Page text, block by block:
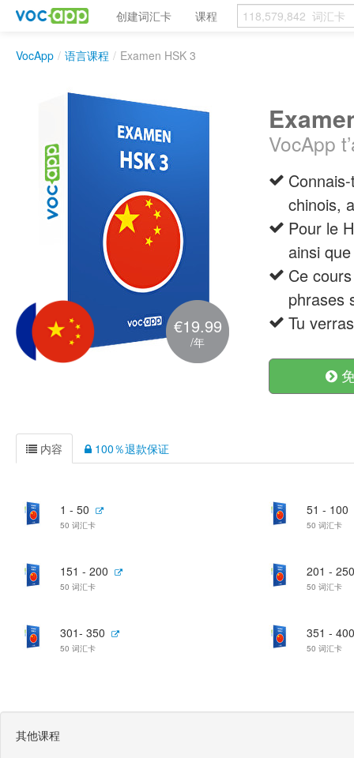
创建词汇卡 课程
VocApp / 语言课程 / Examen HSK 3
€19.99
/年
VocApp
chinois,
Pour le
ainsi
Ce
phrases
Tu
内容 100％退款保证
1 - 50
50 词汇卡
51 - 100
50 词汇卡
151 - 200
50 词汇卡
201 - 250
50 词汇卡
301- 350
50 词汇卡
351 - 400
50 词汇卡
其他课程